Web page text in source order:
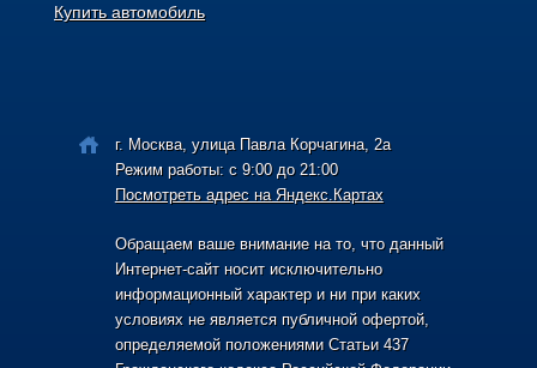
Купить автомобиль
г. Москва, улица Павла Корчагина, 2а
Режим работы: с 9:00 до 21:00
Посмотреть адрес на Яндекс.Картах
Обращаем ваше внимание на то, что данный
Интернет-сайт носит исключительно
информационный характер и ни при каких
условиях не является публичной офертой,
определяемой положениями Статьи 437